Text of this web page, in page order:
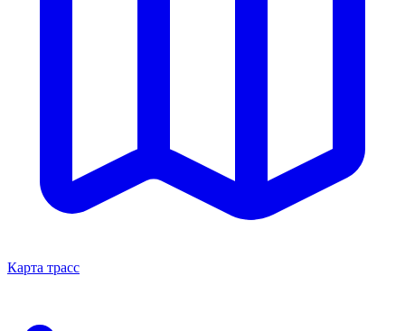
Карта трасс